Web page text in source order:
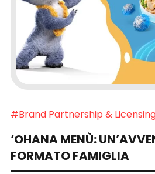
#Brand Partnership &
‘OHANA MENÙ:
FORMATO FAMIGLIA